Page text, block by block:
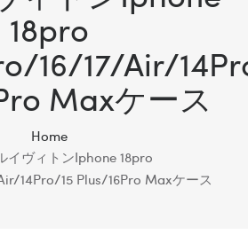
18pro
16/17/Air/
Maxケース
Home
イヴィトンIphone 18pro
14Pro/15 Plus/16Pro Maxケース